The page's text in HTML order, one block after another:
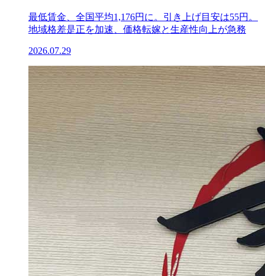
最低賃金、全国平均1,176円に。引き上げ目安は55円。
地域格差是正を加速、価格転嫁と生産性向上が急務
2026.07.29